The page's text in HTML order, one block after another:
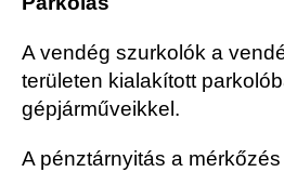
A vendég szurkolók a
területen kialakított
gépjárműveikkel.
A pénztárnyitás a